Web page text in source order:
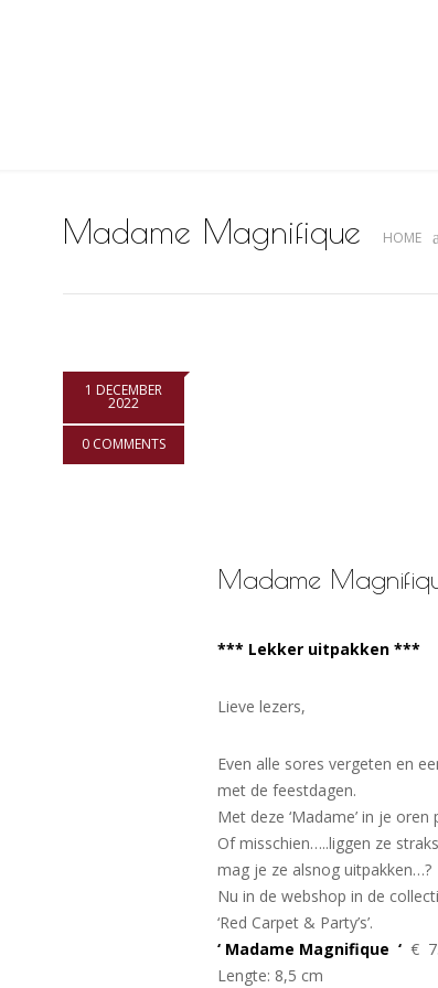
Madame Magnifique HOME
1 DECEMBER
2022
0 COMMENTS
Madame
*** Lekker uitpakken ***
Lieve lezers,
Even alle sores vergeten en
met de feestdagen.
Met deze ‘Madame’ in je
Of misschien…..liggen ze
mag je ze alsnog uitpakken…?
Nu in de webshop in de
‘Red Carpet & Party’s’.
‘ Madame Magnifique ‘ €
Lengte: 8,5 cm